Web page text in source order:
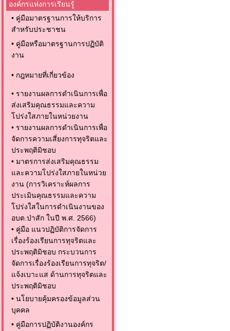
องค์กรแห่งการเรียนรู้
• คู่มือมาตรฐานการให้บริการ
สำหรับประชาชน
• คู่มือหรือมาตรฐานการปฏิบัติ
งาน
• กฎหมายที่เกี่ยวข้อง
• รายงานผลการดำเนินการเพื่อ
ส่งเสริมคุณธรรมและความ
โปร่งใสภายในหน่วยงาน
• รายงานผลการดำเนินการเพื่อ
จัดการความเสี่ยงการทุจริตและ
ประพฤติมิชอบ
• มาตรการส่งเสริมคุณธรรม
และความโปร่งใสภายในหน่วย
งาน (การวิเคราะห์ผลการ
ประเมินคุณธรรมและความ
โปร่งใสในการดำเนินงานของ
อบต.ป่าสัก ในปี พ.ศ. 2566)
• คู่มือ แนวปฏิบัติการจัดการ
เรื่องร้องเรียนการทุจริตและ
ประพฤติมิชอบ กระบวนการ
จัดการเรื่องร้องเรียนการทุจริต/
แจ้งเบาะแส ด้านการทุจริตและ
ประพฤติมิชอบ
• นโยบายคุ้มครองข้อมูลส่วน
บุคคล
• คู่มือการปฏิบัติงานองค์กร